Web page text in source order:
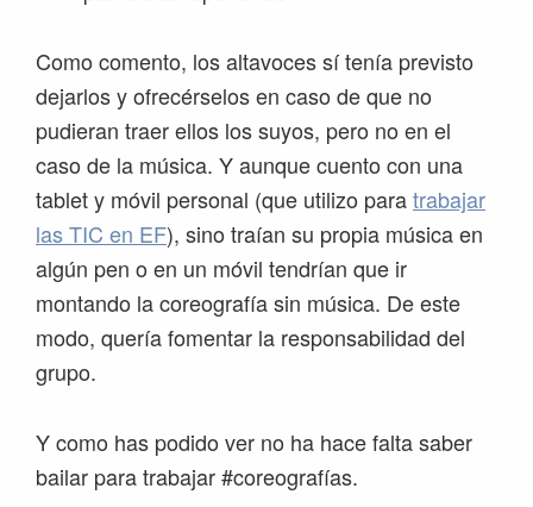
Como comento, los altavoces sí tenía previsto
dejarlos y ofrecérselos en caso de que no
pudieran traer ellos los suyos, pero no en el
caso de la música. Y aunque cuento con una
tablet y móvil personal (que utilizo paratrabajar
las TIC en EF), sino traían su propia música en
algún pen o en un móvil tendrían que ir
montando la coreografía sin música. De este
modo, quería fomentar la responsabilidad del
grupo.
Y como has podido ver no ha hace falta saber
bailar para trabajar #coreografías.